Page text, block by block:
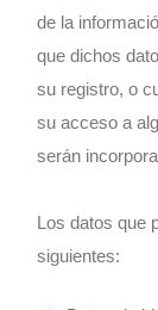
de la
que dichos
su registro, o
su acceso a
serán
Los datos que
siguientes: